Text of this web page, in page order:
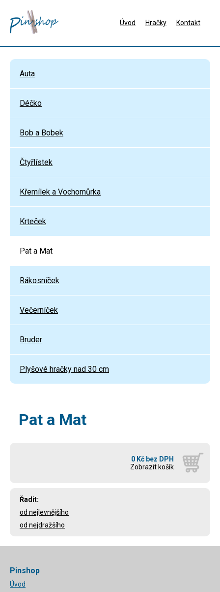
Úvod Hračky Kontakt
Auta
Déčko
Bob a Bobek
Čtyřlístek
Křemílek a Vochomůrka
Krteček
Pat a Mat
Rákosníček
Večerníček
Bruder
Plyšové hračky nad 30 cm
Pat a Mat
0 Kč bez DPH
Zobrazit košík
Řadit:
od nejlevnějšího
od nejdražšího
Pinshop
Úvod